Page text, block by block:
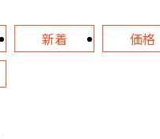
新着
価格